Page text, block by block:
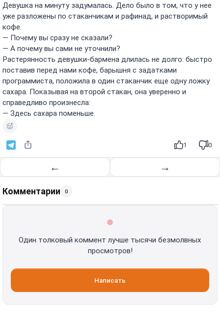
Девушка на минуту задумалась. Дело было в том, что у нее
уже разложены по стаканчикам и рафинад, и растворимый
кофе.
— Почему вы сразу не сказали?
— А почему вы сами не уточнили?
Растерянность девушки-бармена длилась не долго: быстро
поставив перед нами кофе, барышня с задатками
программиста, положила в один стаканчик еще одну ложку
сахара. Показывая на второй стакан, она уверенно и
справедливо произнесла:
— Здесь сахара поменьше.
1 0
← →
Комментарии 0
Один толковый коммент лучше тысячи безмолвных
просмотров!
Написать